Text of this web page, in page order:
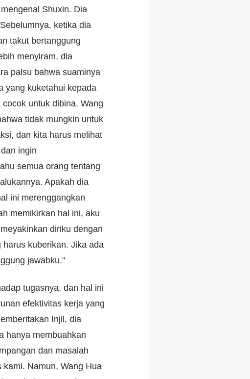
Shuxin. Dia
ketika dia
takut bertanggung
menyiram, dia
palsu bahwa suaminya
yang kuketahui kepada
untuk dibina. Wang
tidak mungkin untuk
dan kita harus melihat
ingin
semua orang tentang
Apakah dia
ini merenggangkan
memikirkan hal ini, aku
diriku dengan
kuberikan. Jika ada
jawabku."
tugasnya, dan hal ini
efektivitas kerja yang
Injil, dia
hanya membuahkan
dan masalah
Namun, Wang Hua